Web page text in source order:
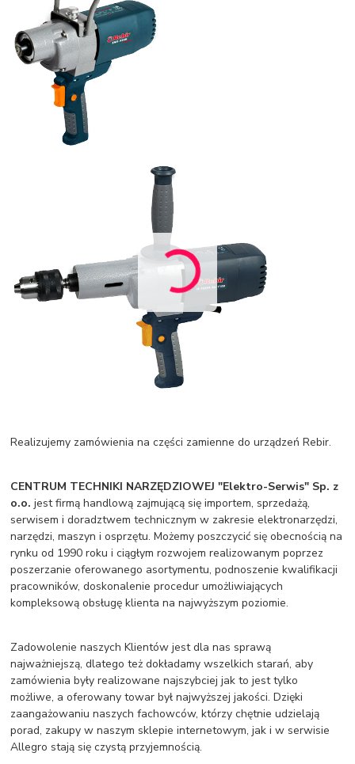
Realizujemy zamówienia na części zamienne do urządzeń Rebir.
CENTRUM TECHNIKI NARZĘDZIOWEJ "Elektro-Serwis" Sp. z
o.o. jest firmą handlową zajmującą się importem, sprzedażą,
serwisem i doradztwem technicznym w zakresie elektronarzędzi,
narzędzi, maszyn i osprzętu. Możemy poszczycić się obecnością na
rynku od 1990 roku i ciągłym rozwojem realizowanym poprzez
poszerzanie oferowanego asortymentu, podnoszenie kwalifikacji
pracowników, doskonalenie procedur umożliwiających
kompleksową obsługę klienta na najwyższym poziomie.
Zadowolenie naszych Klientów jest dla nas sprawą
najważniejszą, dlatego też dokładamy wszelkich starań, aby
zamówienia były realizowane najszybciej jak to jest tylko
możliwe, a oferowany towar był najwyższej jakości. Dzięki
zaangażowaniu naszych fachowców, którzy chętnie udzielają
porad, zakupy w naszym sklepie internetowym, jak i w serwisie
Allegro stają się czystą przyjemnością.